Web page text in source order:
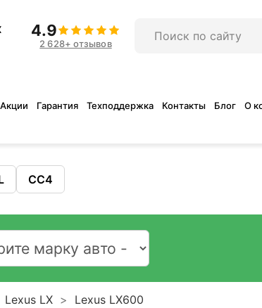
4.9
2 628+ отзывов
Акции Гарантия Техподдержка Контакты Блог О
CC4
Lexus LX Lexus LX600